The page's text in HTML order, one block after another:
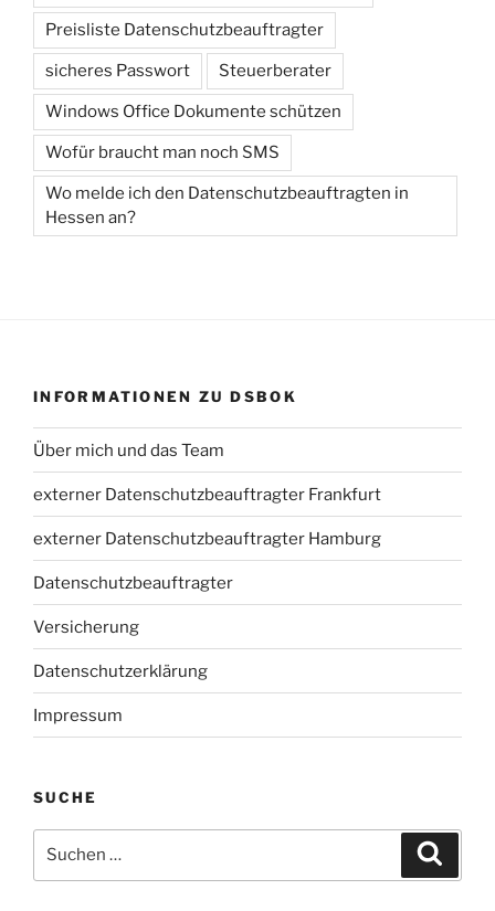
Preisliste Datenschutzbeauftragter
sicheres Passwort Steuerberater
Windows Office Dokumente schützen
Wofür braucht man noch SMS
Wo melde ich den Datenschutzbeauftragten in
Hessen an?
INFORMATIONEN ZU DSBOK
Über mich und das Team
externer Datenschutzbeauftragter Frankfurt
externer Datenschutzbeauftragter Hamburg
Datenschutzbeauftragter
Versicherung
Datenschutzerklärung
Impressum
SUCHE
nach: